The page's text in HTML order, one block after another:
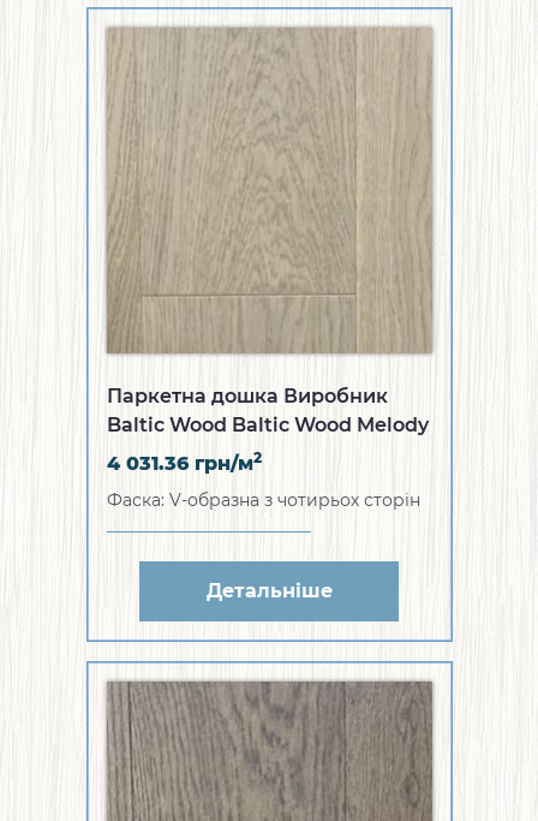
Паркетна дошка Виробник
Baltic Wood Baltic Wood Melody
Collection Дуб Salvador 1R (WZ-
4 031.36 грн/м2
Фаска: V-образна з чотирьох сторін
Детальніше